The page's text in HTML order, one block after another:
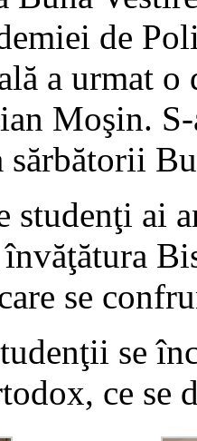
de
a urmat
Moşin.
sărbătorii
studenţi ai
se
se
ce se